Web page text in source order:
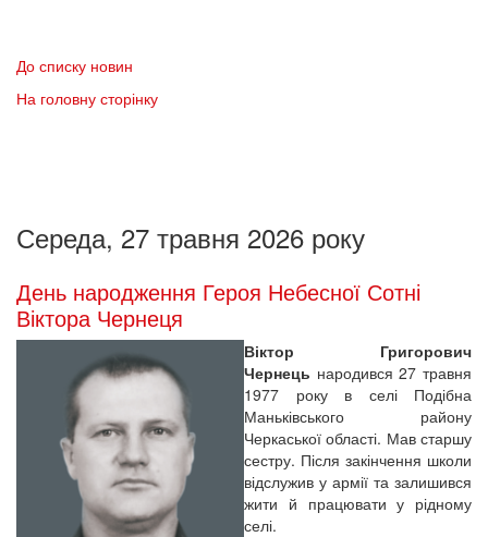
До списку новин
На головну сторінку
Середа, 27 травня 2026 року
День народження Героя Небесної Сотні
Віктора Чернеця
Віктор Григорович
Чернець народився 27 травня
1977 року в селі Подібна
Маньківського району
Черкаської області. Мав старшу
сестру. Після закінчення школи
відслужив у армії та залишився
жити й працювати у рідному
селі.